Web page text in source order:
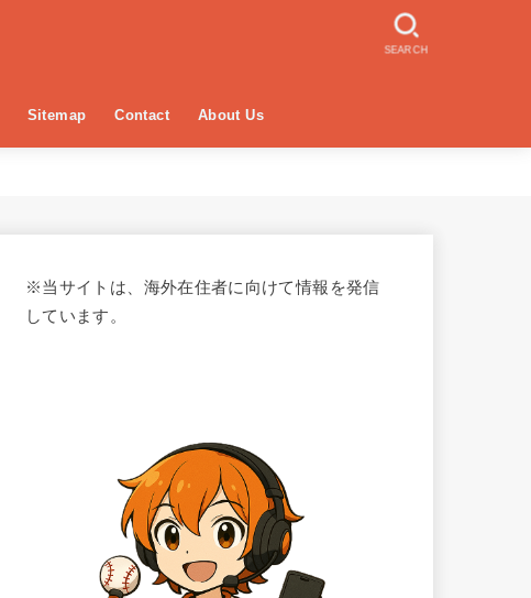
Sitemap Contact About Us
SEARCH
※当サイトは、海外在住者に向けて情報を発信
しています。